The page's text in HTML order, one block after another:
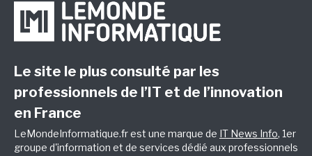
Le site le plus consulté par les
professionnels de l’IT et de l’innovation
en France
LeMondeInformatique.fr est une marque de IT News Info, 1er
groupe d'information et de services dédié aux professionnels